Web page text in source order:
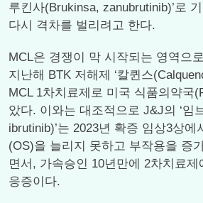
루킨사(Brukinsa, zanubrutinib)’로
다시 격차를 벌리려고 한다.
MCL은 경쟁이 막 시작되는 영역으
지난해 BTK 저해제 ‘칼퀸스
MCL 1차치료제로 미국 식품의약국
았다. 이와는 대조적으로 J&J의 ‘임
ibrutinib)’는 2023년 확증 임상3상에
(OS)을 늘리지 못하고 부작용을 증
면서, 가속승인 10년만에 2차치료
응증이다.